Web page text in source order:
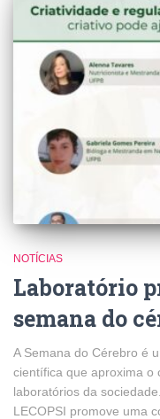
NOTÍCIAS
Laboratório
semana do
A Semana do Cérebro é
científica que aproxima o
laboratórios da
LECOPSI promove uma